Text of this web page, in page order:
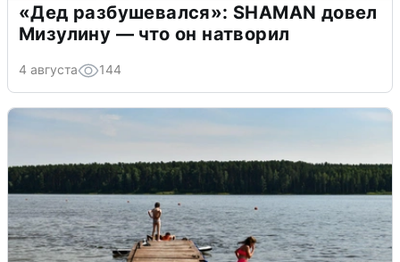
«Дед разбушевался»: SHAMAN довел
Мизулину — что он натворил
4 августа 144